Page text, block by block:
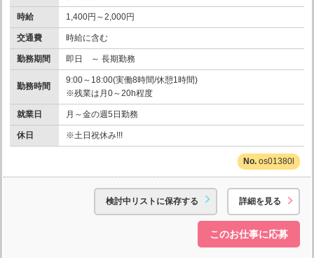
時給 1,400円～2,000円
交通費 時給に含む
勤務期間 即日 ～ 長期勤務
勤務時間
9:00～18:00(実働8時間/休憩1時間)
※残業は月0～20h程度
就業日 月～金の週5日勤務
休日 ※土日祝休み!!!
os01380l
検討中リストに保存する 詳細を見る
このお仕事に応募